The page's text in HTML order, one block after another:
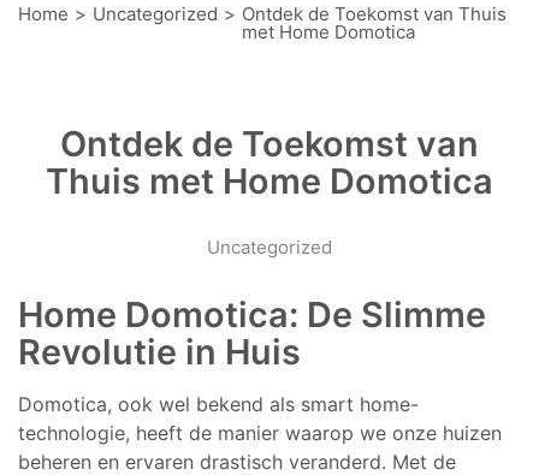
Home Uncategorized Ontdek de Toekomst van Thuis
met Home Domotica
Ontdek de Toekomst van
Thuis met Home Domotica
Uncategorized
Home Domotica: De Slimme
Revolutie in Huis
Domotica, ook wel bekend als smart home-
technologie, heeft de manier waarop we onze huizen
beheren en ervaren drastisch veranderd. Met de